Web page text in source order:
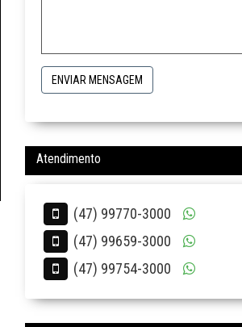
ENVIAR MENSAGEM
Atendimento
(47) 99770-3000
(47) 99659-3000
(47) 99754-3000